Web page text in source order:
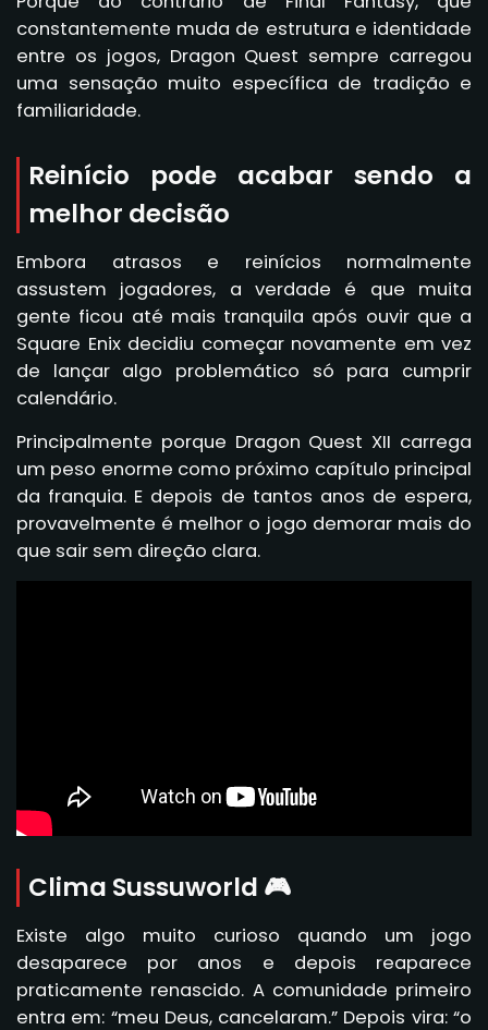
constantemente muda de estrutura e identidade
entre os jogos, Dragon Quest sempre carregou
uma sensação muito específica de tradição e
familiaridade.
Reinício pode acabar sendo a
melhor decisão
Embora atrasos e reinícios normalmente
assustem jogadores, a verdade é que muita
gente ficou até mais tranquila após ouvir que a
Square Enix decidiu começar novamente em vez
de lançar algo problemático só para cumprir
calendário.
Principalmente porque Dragon Quest XII carrega
um peso enorme como próximo capítulo principal
da franquia. E depois de tantos anos de espera,
provavelmente é melhor o jogo demorar mais do
que sair sem direção clara.
Clima Sussuworld 🎮
Existe algo muito curioso quando um jogo
desaparece por anos e depois reaparece
praticamente renascido. A comunidade primeiro
entra em: “meu Deus, cancelaram.” Depois vira: “o